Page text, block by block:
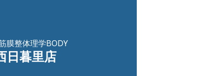
膜整体理学BODY
日暮里店